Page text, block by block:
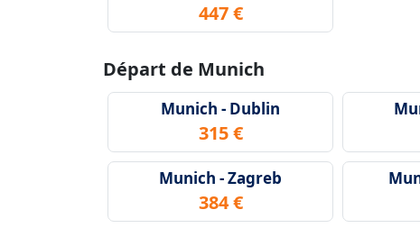
447 €
Départ de Munich
Munich - Dublin
315 €
Munich - Zagreb
384 €